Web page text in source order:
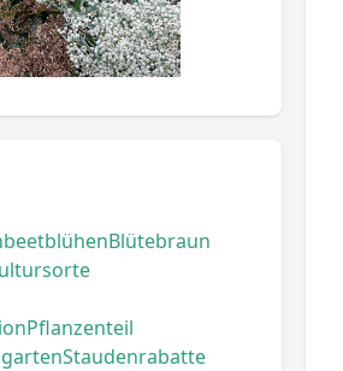
blühenBlütebraun
Pflanzenteil
Staudenrabatte